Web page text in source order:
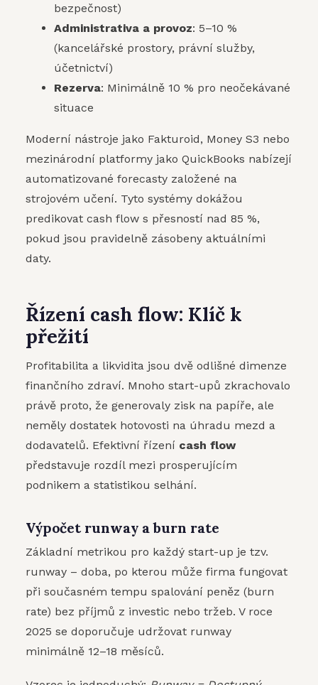
bezpečnost)
Administrativa a provoz: 5–10 %
(kancelářské prostory, právní služby,
účetnictví)
Rezerva: Minimálně 10 % pro neočekávané
situace
Moderní nástroje jako Fakturoid, Money S3 nebo
mezinárodní platformy jako QuickBooks nabízejí
automatizované forecasty založené na
strojovém učení. Tyto systémy dokážou
predikovat cash flow s přesností nad 85 %,
pokud jsou pravidelně zásobeny aktuálními
daty.
Řízení cash flow: Klíč k
přežití
Profitabilita a likvidita jsou dvě odlišné dimenze
finančního zdraví. Mnoho start-upů zkrachovalo
právě proto, že generovaly zisk na papíře, ale
neměly dostatek hotovosti na úhradu mezd a
dodavatelů. Efektivní řízení cash flow
představuje rozdíl mezi prosperujícím
podnikem a statistikou selhání.
Výpočet runway a burn rate
Základní metrikou pro každý start-up je tzv.
runway – doba, po kterou může firma fungovat
při současném tempu spalování peněz (burn
rate) bez příjmů z investic nebo tržeb. V roce
2025 se doporučuje udržovat runway
minimálně 12–18 měsíců.